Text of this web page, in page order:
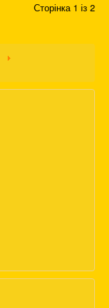
Сторінка 1 із 2